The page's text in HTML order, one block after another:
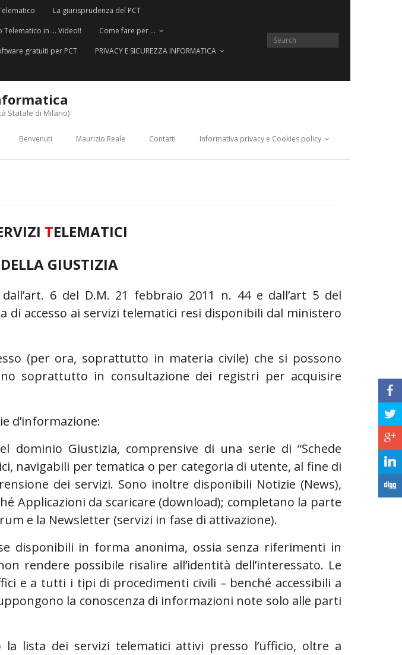
La giurisprudenza del PCT
Telematico in … Video!!
Come fare per …
gratuiti per PCT
PRIVACY E SICUREZZA INFORMATICA
Statale di Milano)
Benvenuti Maurizio Reale Contatti Informativa privacy e Cookies policy
TELEMATICI
GIUSTIZIA
6 del D.M. 21 febbraio 2011 n. 44 e dall’art 5 del
di accesso ai servizi telematici resi disponibili dal ministero
(per ora, soprattutto in materia civile) che si possono
soprattutto in consultazione dei registri per acquisire
d’informazione:
dominio Giustizia, comprensive di una serie di “Schede
navigabili per tematica o per categoria di utente, al fine di
dei servizi. Sono inoltre disponibili Notizie (News),
Applicazioni da scaricare (download); completano la parte
e la Newsletter (servizi in fase di attivazione).
disponibili in forma anonima, ossia senza riferimenti in
rendere possibile risalire all’identità dell’interessato. Le
e a tutti i tipi di procedimenti civili – benché accessibili a
la conoscenza di informazioni note solo alle parti
lista dei servizi telematici attivi presso l’ufficio, oltre a
b
a
c
j
F